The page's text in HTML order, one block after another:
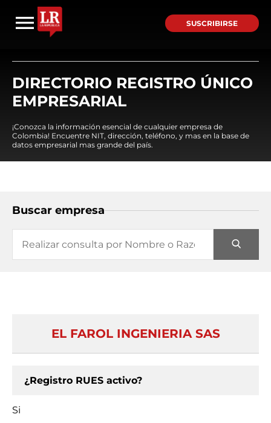
SUSCRIBIRSE
DIRECTORIO REGISTRO ÚNICO
EMPRESARIAL
¡Conozca la información esencial de cualquier empresa de
Colombia! Encuentre NIT, dirección, teléfono, y mas en la base de
datos empresarial mas grande del país.
Buscar empresa
EL FAROL INGENIERIA SAS
¿Registro RUES activo?
Si